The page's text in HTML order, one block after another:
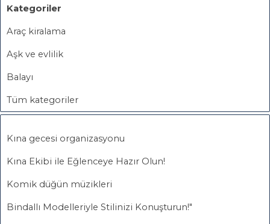
Kategoriler
Araç kiralama
Aşk ve evlilik
Balayı
Tüm kategoriler
Kına gecesi organizasyonu
Kına Ekibi ile Eğlenceye Hazır Olun!
Komik düğün müzikleri
Bindallı Modelleriyle Stilinizi Konuşturun!"